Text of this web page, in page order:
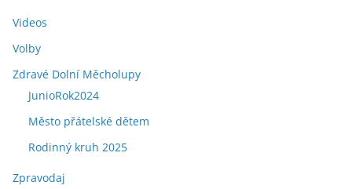
Videos
Volby
Zdravé Dolní Měcholupy
JunioRok2024
Město přátelské dětem
Rodinný kruh 2025
Zpravodaj